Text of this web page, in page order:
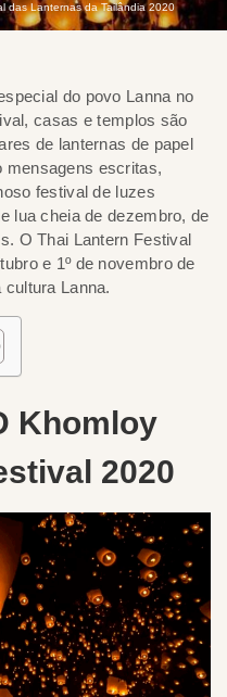
das Lanternas da Tailândia 2020
do povo Lanna no
casas e templos são
de lanternas de papel
mensagens escritas,
festival de luzes
lua cheia de dezembro, de
O Thai Lantern Festival
e 1º de novembro de
Lanna.
Khomloy
2020